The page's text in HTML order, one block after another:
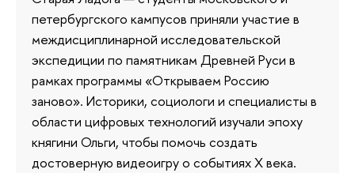
петербургского кампусов приняли участие в
междисциплинарной исследовательской
экспедиции по памятникам Древней Руси в
рамках программы «Открываем Россию
заново». Историки, социологи и специалисты в
области цифровых технологий изучали эпоху
княгини Ольги, чтобы помочь создать
достоверную видеоигру о событиях X века.